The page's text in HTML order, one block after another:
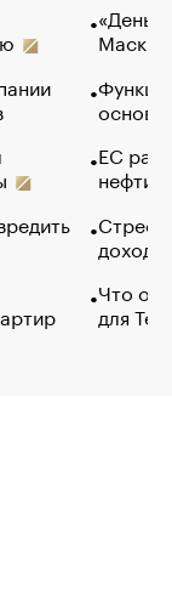
Маск в
основ
ЕС
нефти
Что
для